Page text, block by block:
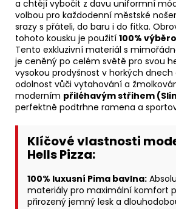
a chtějí vybočit z davu uniformní
volbou pro každodenní městské
srazy s přáteli, do baru i do fitka.
tohoto kousku je použití 100%
Tento exkluzivní materiál s
je ceněný po celém světě pro svou
vysokou prodyšnost v horkých
odolnost vůči vytahování a
moderním přiléhavým střihem
perfektně podtrhne ramena a
Klíčové vlastnosti
Hells Pizza:
100% luxusní Pima bavlna:
materiály pro maximální komfort
přirozený jemný lesk a